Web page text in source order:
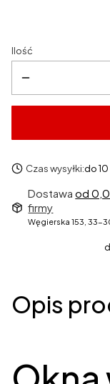
Ilość
Czas wysyłki:do
Dostawaod
firmy
Węgierska 153,
Opis